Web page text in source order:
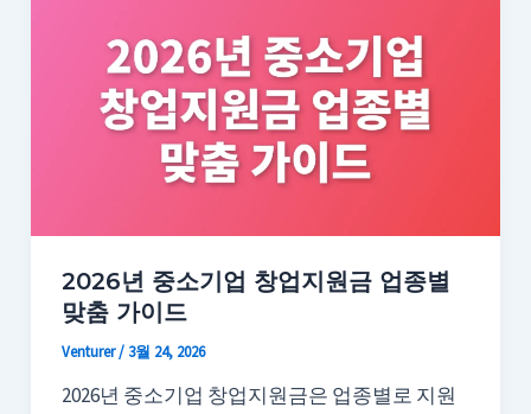
2026년 중소기업 창업지원금 업종별
맞춤 가이드
Venturer/ 3월 24, 2026
2026년 중소기업 창업지원금은 업종별로 지원